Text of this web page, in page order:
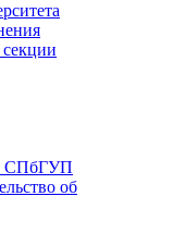
СПбГУП
об